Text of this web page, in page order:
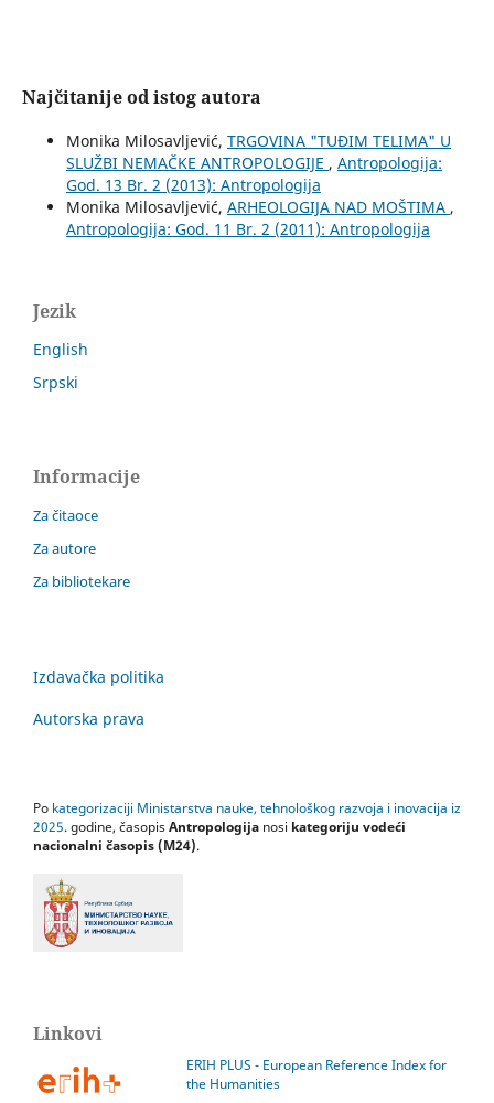
Najčitanije od istog autora
Monika Milosavljević, TRGOVINA "TUĐIM TELIMA" U
SLUŽBI NEMAČKE ANTROPOLOGIJE , Antropologija:
God. 13 Br. 2 (2013): Antropologija
Monika Milosavljević, ARHEOLOGIJA NAD MOŠTIMA ,
Antropologija: God. 11 Br. 2 (2011): Antropologija
Jezik
English
Srpski
Informacije
Za čitaoce
Za autore
Za bibliotekare
Izdavačka politika
Autorska prava
Po kategorizaciji Ministarstva nauke, tehnološkog razvoja i inovacija iz
2025. godine, časopisAntropologija nosi kategoriju vodeći
nacionalni časopis (M24).
Linkovi
ERIH PLUS - European Reference Index for
the Humanities